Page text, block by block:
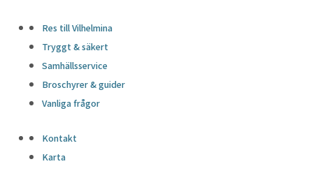
Res till Vilhelmina
Tryggt & säkert
Samhällsservice
Broschyrer & guider
Vanliga frågor
Kontakt
Karta